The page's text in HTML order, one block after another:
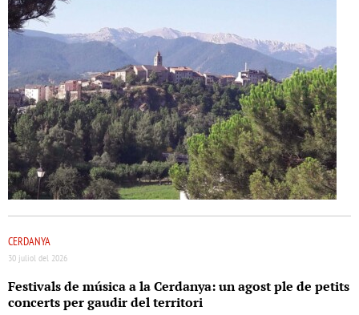
CERDANYA
30 juliol del 2026
Festivals de música a la Cerdanya: un agost ple de petits
concerts per gaudir del territori